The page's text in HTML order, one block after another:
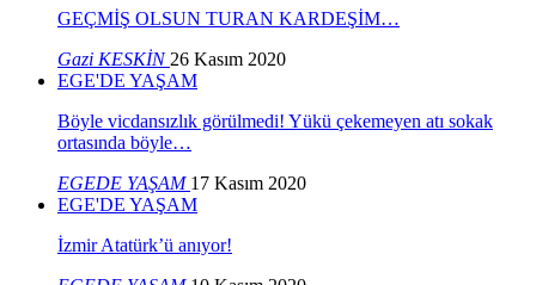
GEÇMİŞ OLSUN TURAN KARDEŞİM…
Gazi KESKİN 26 Kasım 2020
EGE'DE YAŞAM
Böyle vicdansızlık görülmedi! Yükü çekemeyen atı sokak
ortasında böyle…
EGEDE YAŞAM 17 Kasım 2020
EGE'DE YAŞAM
İzmir Atatürk’ü anıyor!